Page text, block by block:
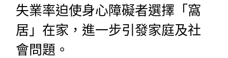
失業率迫使身心障礙者選擇「窩
居」在家，進一步引發家庭及社
會問題。